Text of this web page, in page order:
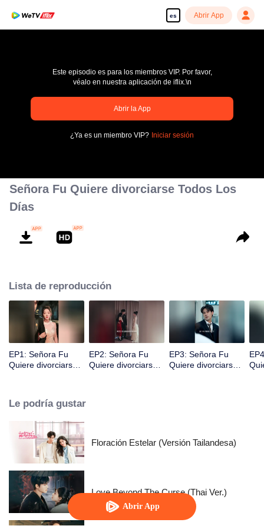
es Abrir App
Abrir App
Disfruta de series en alta definición y sin interrupciones
Este episodio es para los miembros VIP. Por favor,
véalo en nuestra aplicación de iflix.\n
Abrir la App
¿Ya es un miembro VIP? Iniciar sesión
Señora Fu Quiere divorciarse Todos Los
Días
Lista de reproducción
EP1: Señora Fu
Quiere divorciarse
EP2: Señora Fu
Quiere divorciarse
EP3: Señora Fu
Quiere divorciarse
Le podría gustar
Floración Estelar (Versión Tailandesa)
Love Beyond The Curse (Thai Ver.)